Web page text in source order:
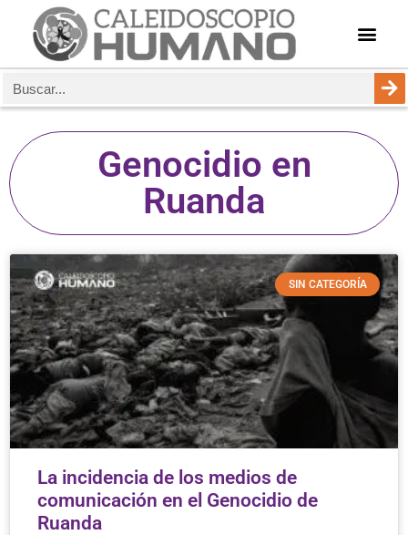
Genocidio en
Ruanda
SIN CATEGORÍA
La incidencia de los medios de
comunicación en el Genocidio de
Ruanda